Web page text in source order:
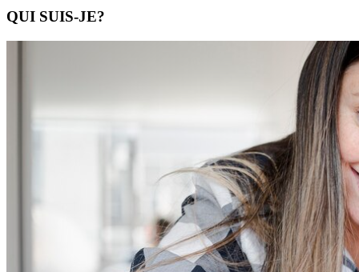
QUI SUIS-JE?